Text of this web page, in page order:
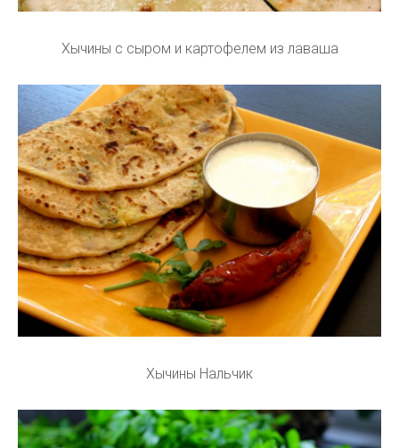
Хычины с сыром и картофелем из лаваша
Хычины Нальчик